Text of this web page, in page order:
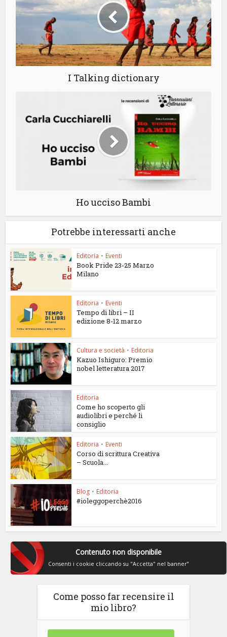
I Talking dictionary
Ho ucciso Bambi
Potrebbe interessarti anche
Editoria • Eventi
Book Pride 23-25 Marzo
Milano
Editoria • Eventi
Tempo di libri – II
edizione 8-12 marzo
Cultura e società • Editoria
Kazuo Ishiguro: Premio
nobel letteratura 2017
Editoria
Come ho scoperto gli
audiolibri e perché li
consiglio
Editoria • Eventi
Corso di scrittura Creativa
– Scuola...
Blog • Editoria
#ioleggoperchè2016
Contenuto non disponibile
Consenti i cookie cliccando su "Accetta" nel banner"
Come posso far recensire il
mio libro?